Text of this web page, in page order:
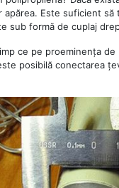
Este suficient
sub formă de cuplaj
ce pe proeminența
posibilă conectarea